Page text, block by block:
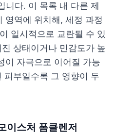
니다. 이 목록 내 다른 제
영역에 위치해, 세정 과정
일시적으로 교란될 수 있
상태이거나 민감도가 높
이 자극으로 이어질 가능
피부일수록 그 영향이 두
이스처 폼클렌저